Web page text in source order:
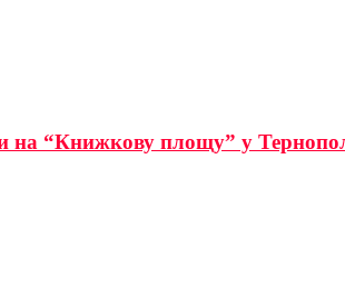
“Книжкову площу” у